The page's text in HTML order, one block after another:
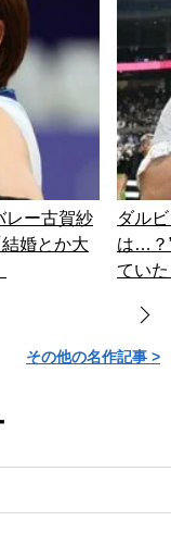
レー古賀紗
婚とか大
ダル
は…？
てい
その他の名作記事 >